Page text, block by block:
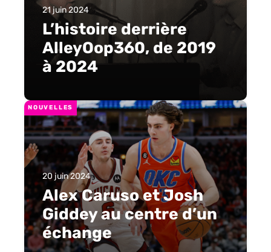
21 juin 2024
L’histoire derrière
AlleyOop360, de 2019
à 2024
NOUVELLES
20 juin 2024
Alex Caruso et Josh
Giddey au centre d’un
échange